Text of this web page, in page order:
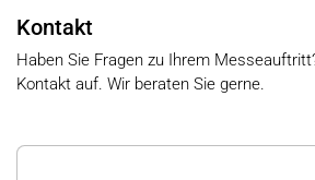
Kontakt
Haben Sie Fragen zu Ihrem
Kontakt auf. Wir beraten Sie gerne.